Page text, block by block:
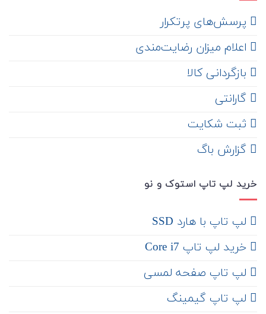
‌ پرسش‌های پرتکرار
اعلام میزان رضایت‌مندی
‌ بازگردانی کالا
گارانتی
ثبت شکایت
‌ گزارش باگ
خرید لپ تاپ استوک و نو
لپ تاپ با هارد SSD
خرید لپ تاپ Core i7
لپ تاپ صفحه لمسی
لپ تاپ گیمینگ